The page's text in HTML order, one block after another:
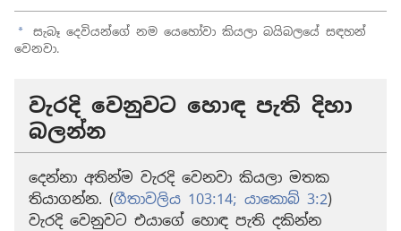
a
සැබෑ දෙවියන්ගේ නම යෙහෝවා කියලා බයිබලයේ සඳහන්
වෙනවා.
වැරදි වෙනුවට හොඳ පැති දිහා
බලන්න
දෙන්නා අතින්ම වැරදි වෙනවා කියලා මතක
තියාගන්න. (ගීතාවලිය 103:14; යාකොබ් 3:2)
වැරදි වෙනුවට එයාගේ හොඳ පැති දකින්න